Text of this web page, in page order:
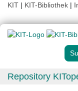
KIT | KIT-Bibliothek |
Repository